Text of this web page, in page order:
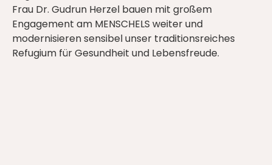
Frau Dr. Gudrun Herzel bauen mit großem
Engagement am MENSCHELS weiter und
modernisieren sensibel unser traditionsreiches
Refugium für Gesundheit und Lebensfreude.